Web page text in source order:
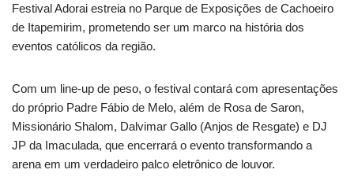
Festival Adorai estreia no Parque de Exposições de Cachoeiro
de Itapemirim, prometendo ser um marco na história dos
eventos católicos da região.
Com um line-up de peso, o festival contará com apresentações
do próprio Padre Fábio de Melo, além de Rosa de Saron,
Missionário Shalom, Dalvimar Gallo (Anjos de Resgate) e DJ
JP da Imaculada, que encerrará o evento transformando a
arena em um verdadeiro palco eletrônico de louvor.